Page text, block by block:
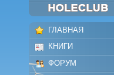
ГЛАВНАЯ
КНИГИ
ФОРУМ